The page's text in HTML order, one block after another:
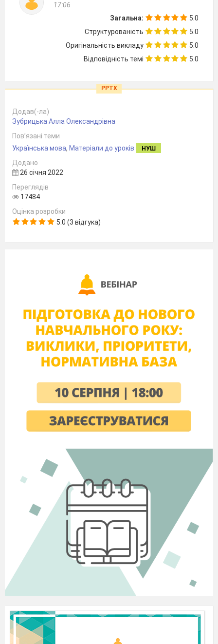
17:06
Загальна:
5.0
Структурованість
5.0
Оригінальність викладу
5.0
Відповідність темі
5.0
PPTX
Додав(-ла)
Зубрицька Алла Олександрівна
Пов’язані теми
Українська мова, Матеріали до уроків НУШ
Додано
26 січня 2022
Переглядів
17484
Оцінка розробки
5.0 (3 відгука)